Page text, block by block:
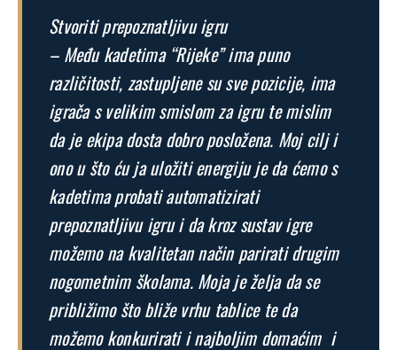
Stvoriti prepoznatljivu igru
– Među kadetima “Rijeke” ima puno
različitosti, zastupljene su sve pozicije, ima
igrača s velikim smislom za igru te mislim
da je ekipa dosta dobro posložena. Moj cilj i
ono u što ću ja uložiti energiju je da ćemo s
kadetima probati automatizirati
prepoznatljivu igru i da kroz sustav igre
možemo na kvalitetan način parirati drugim
nogometnim školama. Moja je želja da se
približimo što bliže vrhu tablice te da
možemo konkurirati i najboljim domaćim i